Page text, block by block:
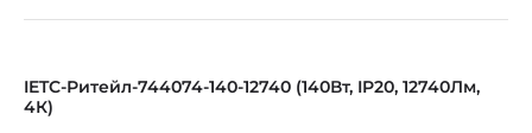
IETC-Ритейл-744074-140-12740 (140Вт, IP20, 12740Лм,
4К)